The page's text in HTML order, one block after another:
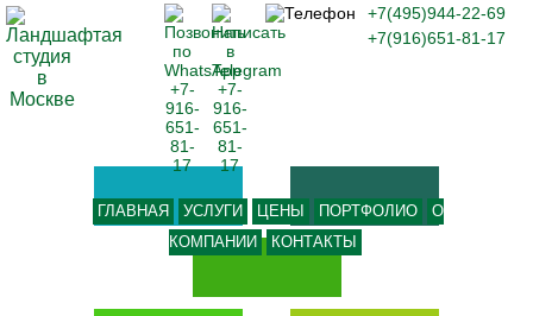
+7(495)944-22-69
+7(916)651-81-17
ГЛАВНАЯ УСЛУГИ ЦЕНЫ ПОРТФОЛИО
О
КОМПАНИИ
КОНТАКТЫ